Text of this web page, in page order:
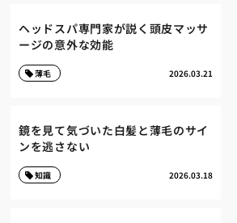
ヘッドスパ専門家が説く頭皮マッサ
ージの意外な効能
2026.03.21
薄毛
鏡を見て気づいた白髪と薄毛のサイ
ンを逃さない
2026.03.18
知識